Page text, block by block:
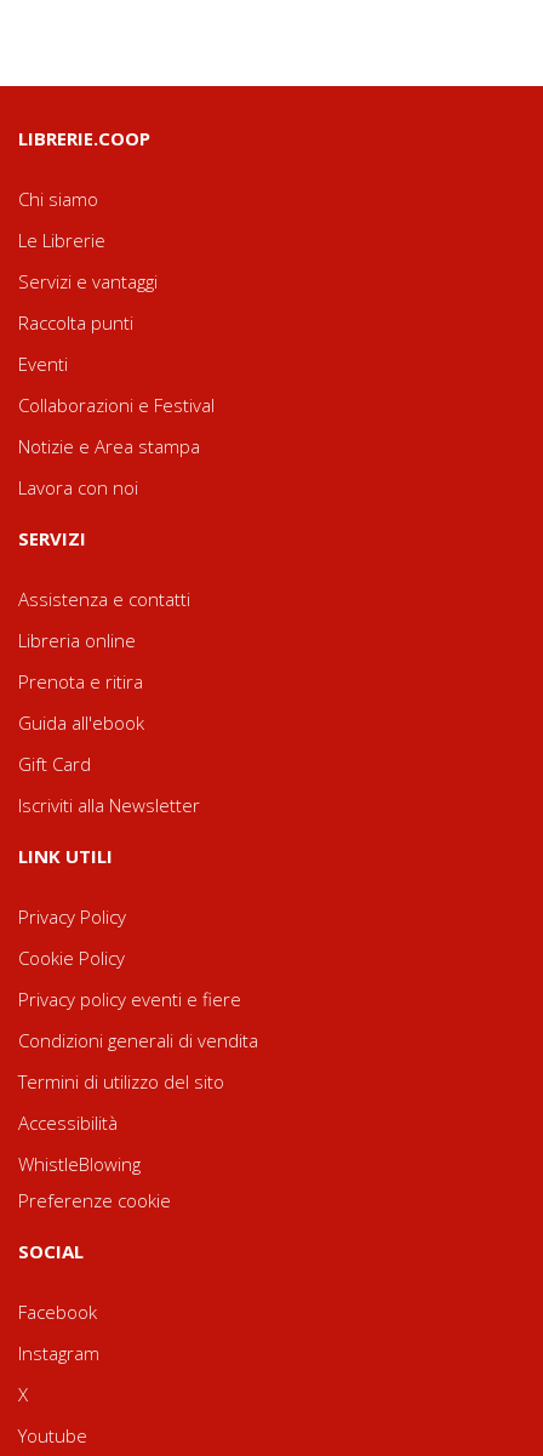
LIBRERIE.COOP
Chi siamo
Le Librerie
Servizi e vantaggi
Raccolta punti
Eventi
Collaborazioni e Festival
Notizie e Area stampa
Lavora con noi
SERVIZI
Assistenza e contatti
Libreria online
Prenota e ritira
Guida all'ebook
Gift Card
Iscriviti alla Newsletter
LINK UTILI
Privacy Policy
Cookie Policy
Privacy policy eventi e fiere
Condizioni generali di vendita
Termini di utilizzo del sito
Accessibilità
WhistleBlowing
Preferenze cookie
SOCIAL
Facebook
Instagram
X
Youtube